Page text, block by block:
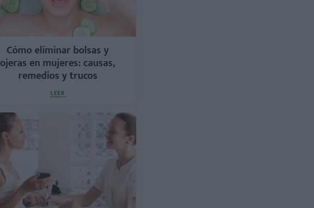
Cómo eliminar bolsas y
ojeras en mujeres: causas,
remedios y trucos
LEER